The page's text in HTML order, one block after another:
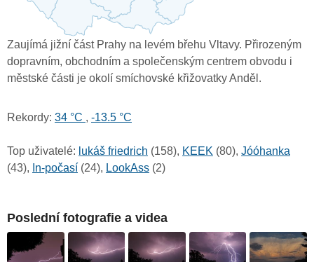
Zaujímá jižní část Prahy na levém břehu Vltavy. Přirozeným
dopravním, obchodním a společenským centrem obvodu i
městské části je okolí smíchovské křižovatky Anděl.
Rekordy: 34 °C , -13.5 °C
Top uživatelé: lukáš friedrich (158), KEEK (80), Jóóhanka
(43), In-počasí (24), LookAss (2)
Poslední fotografie a videa